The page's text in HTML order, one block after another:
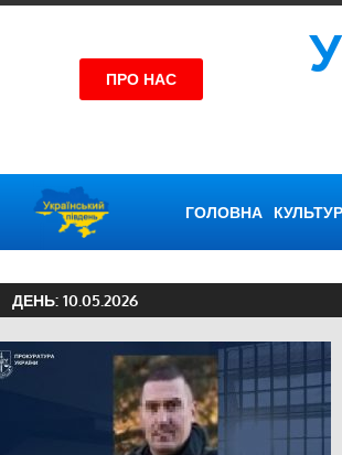
ПРО НАС
ГОЛОВНА
ДЕНЬ:10.05.2026